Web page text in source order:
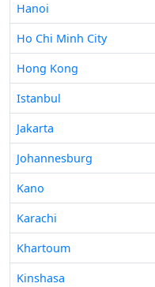
Hanoi
Ho Chi Minh City
Hong Kong
Istanbul
Jakarta
Johannesburg
Kano
Karachi
Khartoum
Kinshasa